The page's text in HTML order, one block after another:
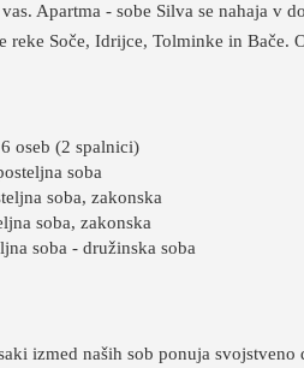
Apartma - sobe Silva se nahaja v
reke Soče, Idrijce, Tolminke in Bače.
oseb (2 spalnici)
soba
soba, zakonska
soba, zakonska
soba - družinska soba
izmed naših sob ponuja